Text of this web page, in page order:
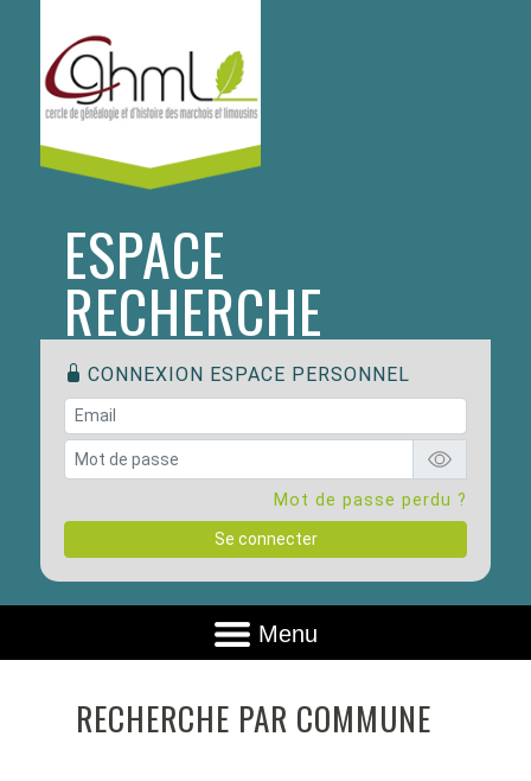
ESPACE
RECHERCHE
CONNEXION ESPACE PERSONNEL
Mot de passe perdu ?
Se connecter
Menu
RECHERCHE PAR COMMUNE